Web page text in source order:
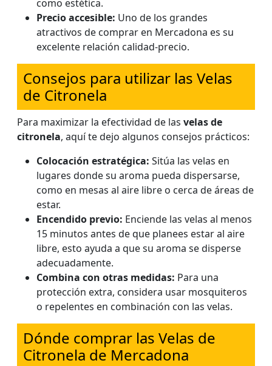
como estética.
Precio accesible: Uno de los grandes
atractivos de comprar en Mercadona es su
excelente relación calidad-precio.
Consejos para utilizar las Velas
de Citronela
Para maximizar la efectividad de las velas de
citronela, aquí te dejo algunos consejos prácticos:
Colocación estratégica: Sitúa las velas en
lugares donde su aroma pueda dispersarse,
como en mesas al aire libre o cerca de áreas de
estar.
Encendido previo: Enciende las velas al menos
15 minutos antes de que planees estar al aire
libre, esto ayuda a que su aroma se disperse
adecuadamente.
Combina con otras medidas: Para una
protección extra, considera usar mosquiteros
o repelentes en combinación con las velas.
Dónde comprar las Velas de
Citronela de Mercadona